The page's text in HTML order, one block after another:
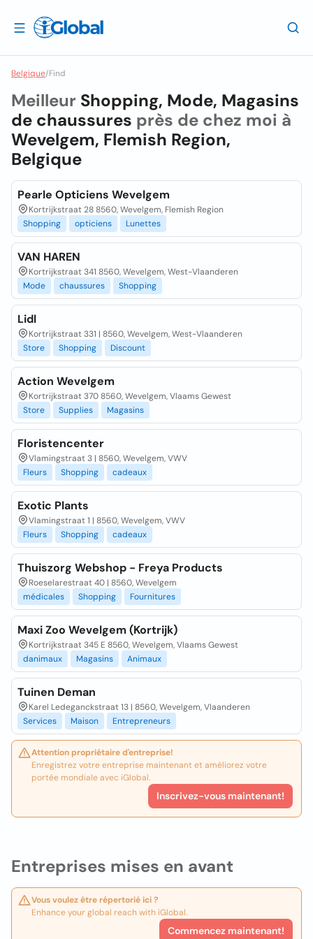
Belgique/Find
Entreprises mises en avant
Vous voulez être répertorié ici ?
Enhance your global reach with iGlobal.
Commencez maintenant!
Meilleur Shopping, Mode, Magasins
de chaussures près de chez moi à
Wevelgem, Flemish Region,
Belgique
Pearle Opticiens Wevelgem
Kortrijkstraat 28 8560, Wevelgem, Flemish Region
Shopping
opticiens Lunettes
VAN HAREN
Kortrijkstraat 341 8560, Wevelgem, West-Vlaanderen
Mode
chaussures Shopping
Lidl
Kortrijkstraat 331 | 8560, Wevelgem, West-Vlaanderen
Store
Shopping Discount
Action Wevelgem
Kortrijkstraat 370 8560, Wevelgem, Vlaams Gewest
Store
Supplies Magasins
Floristencenter
Vlamingstraat 3 | 8560, Wevelgem, VWV
Fleurs
Shopping cadeaux
Exotic Plants
Vlamingstraat 1 | 8560, Wevelgem, VWV
Fleurs
Shopping cadeaux
Thuiszorg Webshop - Freya Products
Roeselarestraat 40 | 8560, Wevelgem
médicales
Shopping Fournitures
Maxi Zoo Wevelgem (Kortrijk)
Kortrijkstraat 345 E 8560, Wevelgem, Vlaams Gewest
danimaux
Magasins Animaux
Tuinen Deman
Karel Ledeganckstraat 13 | 8560, Wevelgem, Vlaanderen
Services
Maison Entrepreneurs
Attention propriétaire d'entreprise!
Enregistrez votre entreprise maintenant et améliorez votre
portée mondiale avec iGlobal.
Inscrivez-vous maintenant!